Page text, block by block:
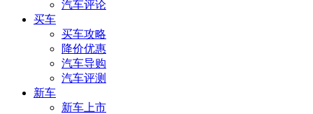
汽车评论
买车
买车攻略
降价优惠
汽车导购
汽车评测
新车
新车上市